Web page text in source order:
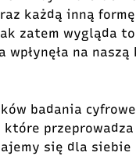
każdą inną
zatem wygląda
wpłynęła na
badania
które
się dla siebie